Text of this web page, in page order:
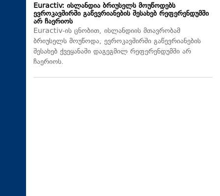
Euractiv: ისლანდია ბრიუსელს მოუწოდებს
ევროკავშირში გაწევრიანების შესახებ რეფერენდუმში
არ ჩაერიოს
Euractiv-ის ცნობით, ისლანდიის მთავრობამ
ბრიუსელს მოუწოდა, ევროკავშირში გაწევრიანების
შესახებ ქვეყანაში დაგეგმილ რეფერენდუმში არ
ჩაერიოს.